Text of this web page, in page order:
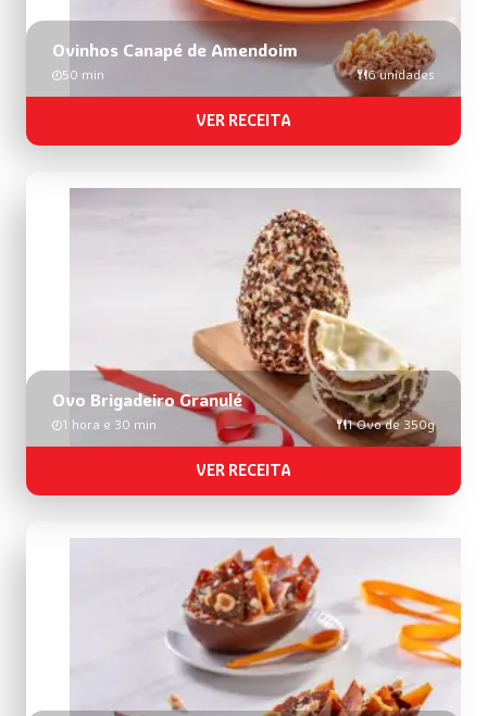
Ovinhos Canapé de Amendoim
50 min 6 unidades
VER RECEITA
Ovo Brigadeiro Granulé
1 hora e 30 min 1 Ovo de 350g
VER RECEITA